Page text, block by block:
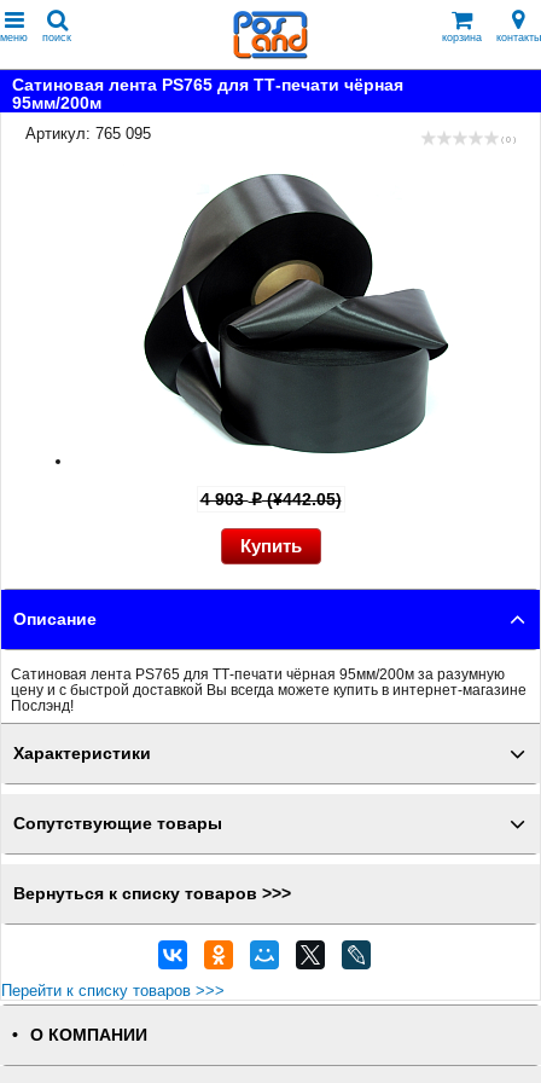
меню поиск корзина контакты
Сатиновая лента PS765 для ТТ-печати чёрная
95мм/200м
Артикул: 765 095
( 0 )
4 903p(¥442.05)
Описание
Сатиновая лента PS765 для ТТ-печати чёрная 95мм/200м за разумную
цену и с быстрой доставкой Вы всегда можете купить в интернет-магазине
Послэнд!
Характеристики
Сопутствующие товары
Вернуться к списку товаров >>>
Перейти к списку товаров >>>
О КОМПАНИИ